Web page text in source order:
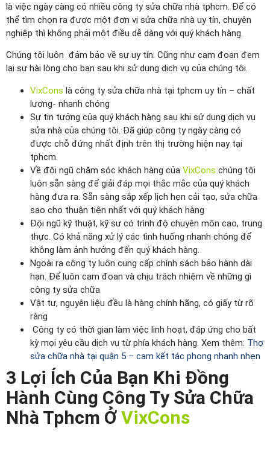
là việc ngày càng có nhiều công ty sửa chữa nhà tphcm. Để có
thể tìm chọn ra được một đơn vị sửa chữa nhà uy tín, chuyên
nghiệp thì không phải một điều dễ dàng với quý khách hàng.
Chúng tôi luôn đảm bảo về sự uy tín. Cũng như cam đoan đem
lại sự hài lòng cho bạn sau khi sử dụng dịch vụ của chúng tôi.
VixCons là công ty sửa chữa nhà tại tphcm uy tín – chất
lượng- nhanh chóng
Sự tin tưởng của quý khách hàng sau khi sử dụng dịch vụ
sửa nhà của chúng tôi. Đã giúp công ty ngày càng có
được chỗ đứng nhất định trên thị trường hiện nay tại
tphcm.
Về đội ngũ chăm sóc khách hàng của VixCons chúng tôi
luôn sẵn sàng để giải đáp mọi thắc mắc của quý khách
hàng đưa ra. Sẵn sàng sắp xếp lịch hẹn cải tạo, sửa chữa
sao cho thuận tiện nhất với quý khách hàng
Đội ngũ kỹ thuật, kỹ sư có trình độ chuyên môn cao, trung
thực. Có khả năng xử lý các tình huống nhanh chóng để
không làm ảnh hưởng đến quý khách hàng.
Ngoài ra công ty luôn cung cấp chính sách bảo hành dài
hạn. Để luôn cam đoan và chịu trách nhiệm về những gì
công ty sửa chữa
Vật tư, nguyên liệu đều là hàng chính hãng, có giấy từ rõ
ràng
Công ty có thời gian làm việc linh hoạt, đáp ứng cho bất
kỳ mọi yêu cầu dịch vụ từ phía khách hàng. Xem thêm: Thợ
sửa chữa nhà tại quận 5 – cam kết tác phong nhanh nhẹn
3 Lợi Ích Của Bạn Khi Đồng
Hành Cùng Công Ty Sửa Chữa
Nhà Tphcm Ở VixCons